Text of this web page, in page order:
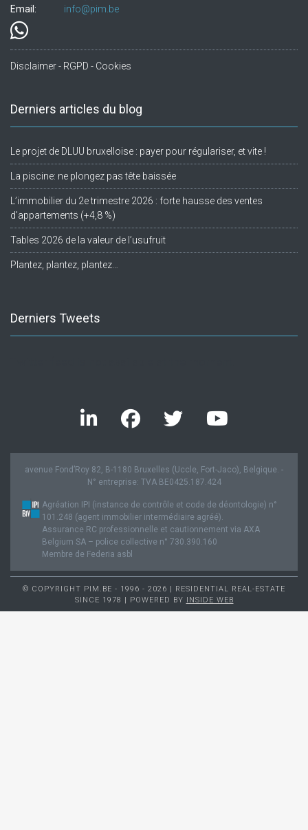
Email: info@pim.be
Disclaimer - RGPD - Cookies
Derniers articles du blog
Le projet de DLUU bruxelloise : payer pour régulariser, et vite !
La piscine: ne plongez pas tête baissée
L’immobilier du 2e trimestre 2026 : forte hausse des ventes
d’appartements (+4,8 %)
Tables 2026 de la valeur de l’usufruit
Plantez, plantez, plantez…
Derniers Tweets
avenue Fond’Roy 82, B-1180 Bruxelles (Uccle, Fort-Jaco), Belgique. -
N° entreprise: TVA BE0425.187.424
Agréation IPI (instance de contrôle et code de déontologie) n°
101.248 (agent immobilier intermédiaire agréé).
Assurance RC professionnelle et cautionnement via AXA
Belgium SA – police collective n° 730.390.160
Membre de Federia asbl
© COPYRIGHT PIM.BE - 1996 - 2026 | RESIDENTIAL REAL-ESTATE
SINCE 1978 | POWERED BY INSIDE WEB